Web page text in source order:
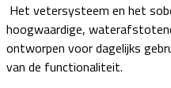
Het vetersysteem en het
hoogwaardige,
ontworpen voor dagelijks
van de functionaliteit.